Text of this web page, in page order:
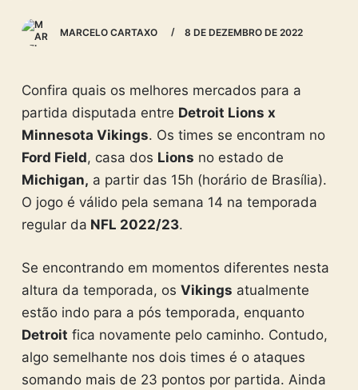
MARCELO CARTAXO 8 DE DEZEMBRO DE 2022
Confira quais os melhores mercados para a
partida disputada entre Detroit Lions x
Minnesota Vikings. Os times se encontram no
Ford Field, casa dos Lions no estado de
Michigan, a partir das 15h (horário de Brasília).
O jogo é válido pela semana 14 na temporada
regular da NFL 2022/23.
Se encontrando em momentos diferentes nesta
altura da temporada, os Vikings atualmente
estão indo para a pós temporada, enquanto
Detroit fica novamente pelo caminho. Contudo,
algo semelhante nos dois times é o ataques
somando mais de 23 pontos por partida. Ainda